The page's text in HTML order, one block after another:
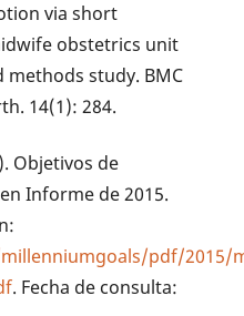
via short
obstetrics unit
methods study. BMC
14(1): 284.
Objetivos de
Informe de 2015.
pdf/2015/
. Fecha de consulta: